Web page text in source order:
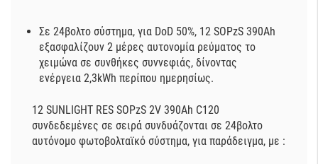
Σε 24βολτο σύστημα, για DoD 50%, 12 SOPzS 390Ah
εξασφαλίζουν 2 μέρες αυτονομία ρεύματος το
χειμώνα σε συνθήκες συννεφιάς, δίνοντας
ενέργεια 2,3kWh περίπου ημερησίως.
12 SUNLIGHT RES SOPzS 2V 390Ah C120
συνδεδεμένες σε σειρά συνδυάζονται σε 24βολτο
αυτόνομο φωτοβολταϊκό σύστημα, για παράδειγμα, με :